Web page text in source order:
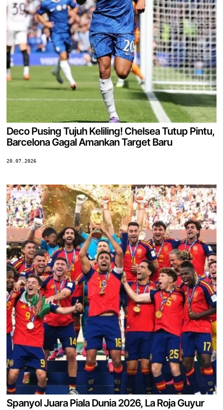
Deco Pusing Tujuh Keliling! Chelsea Tutup Pintu,
Barcelona Gagal Amankan Target Baru
20.07.2026
Spanyol Juara Piala Dunia 2026, La Roja Guyur